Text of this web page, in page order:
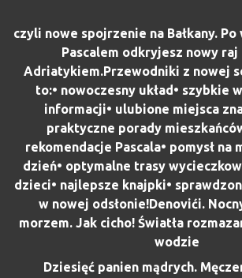
czyli nowe spojrzenie na Bałkany.
Pascalem odkryjesz nowy raj
Adriatykiem.Przewodniki z nowej
to:• nowoczesny układ• szybkie
informacji• ulubione miejsca
praktyczne porady
rekomendacje Pascala• pomysł na
dzień• optymalne trasy
dzieci• najlepsze knajpki•
w nowej odsłonie!Denovići.
morzem. Jak cicho! Światła
wodzie
Dziesięć panien mądrych.